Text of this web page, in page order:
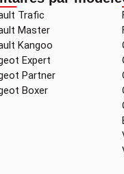
Trafic
Master
Kangoo
Expert
Partner
Boxer